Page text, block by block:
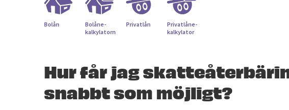
Bolån
Bolåne­
kalkylatorn
Privatlån
Privatlåne­
kalkylator
Hur får jag
snabbt som möjligt?